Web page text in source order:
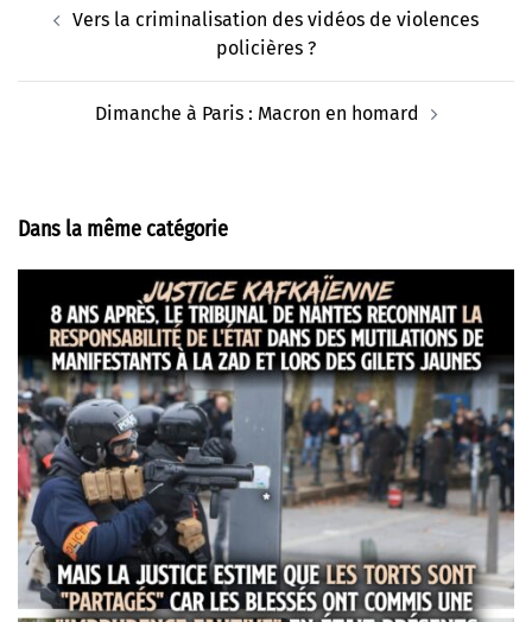
d’articleVers la criminalisation des vidéos de violences
policières ?
Dimanche à Paris : Macron en homard
Dans la même catégorie